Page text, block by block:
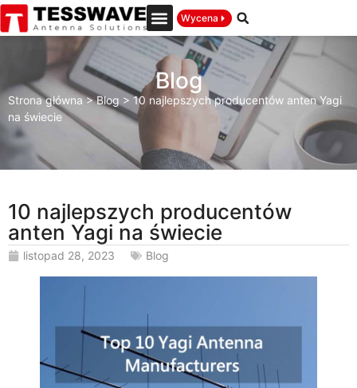
Wycena
Blog
Strona główna>Blog >10 najlepszych producentów anten Yagi
na świecie
10 najlepszych producentów
anten Yagi na świecie
listopad 28, 2023 Blog